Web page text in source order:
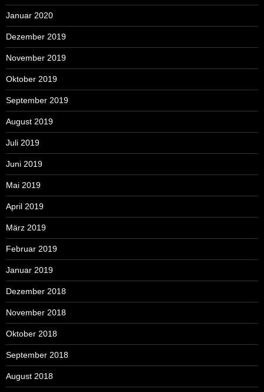
Januar 2020
Dezember 2019
November 2019
Oktober 2019
September 2019
August 2019
Juli 2019
Juni 2019
Mai 2019
April 2019
März 2019
Februar 2019
Januar 2019
Dezember 2018
November 2018
Oktober 2018
September 2018
August 2018